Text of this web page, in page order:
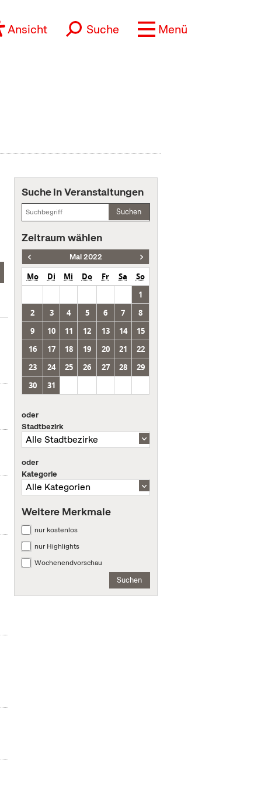
Ansicht Suche Menü
Suche in Veranstaltungen
Suchen
Zeitraum wählen
Mai 2022
Mo Di Mi Do Fr Sa
So
1
2
3 4 5 6 7
8
9
10 11 12 13 14
15
16
17 18 19 20 21
22
23
24 25 26 27 28
29
30
31
oder
Stadtbezirk
oder
Kategorie
Weitere Merkmale
nur kostenlos
nur Highlights
Wochenendvorschau
Suchen